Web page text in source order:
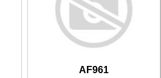
MITSUBISHI GALANT
MITSUBISHI GALANT
AF961